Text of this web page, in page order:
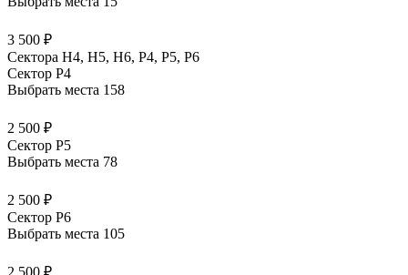
3 500 ₽
Сектора Н4, Н5, Н6, Р4, Р5, Р6
Сектор P4
Выбрать места 158
2 500 ₽
Сектор P5
Выбрать места 78
2 500 ₽
Сектор P6
Выбрать места 105